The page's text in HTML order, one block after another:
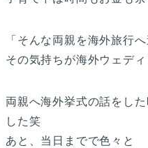
「そんな両親を海外旅行
その気持ちが海外ウェデ
両親へ海外挙式の話をし
した笑
あと、当日までで色々と